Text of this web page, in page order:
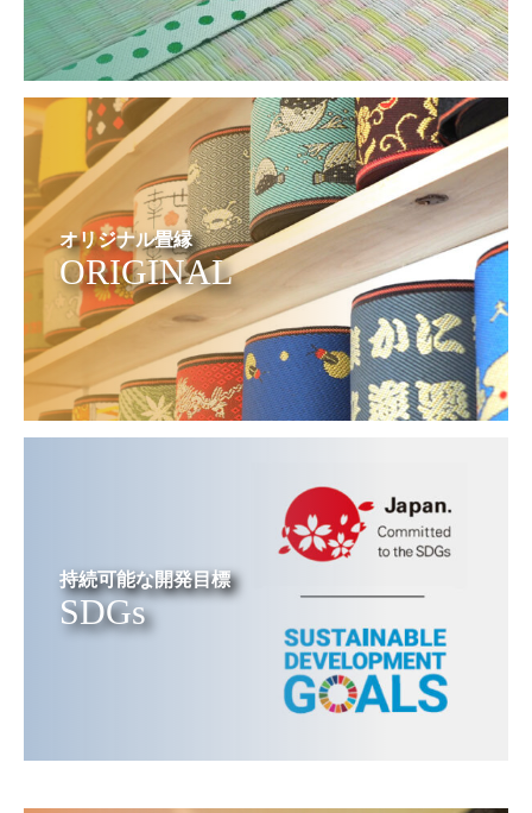
オリジナル畳縁
ORIGINAL
持続可能な開発目標
SDGs